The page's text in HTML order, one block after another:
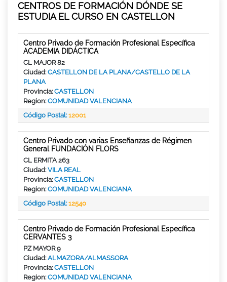
CENTROS DE FORMACIÓN DÓNDE SE
ESTUDIA EL CURSO EN CASTELLON
Centro Privado de Formación Profesional Específica
ACADEMIA DIDÁCTICA
CL MAJOR 82
Ciudad:CASTELLON DE LA PLANA/CASTELLO DE LA
PLANA
Provincia:CASTELLON
Region:COMUNIDAD VALENCIANA
Código Postal:12001
Centro Privado con varias Enseñanzas de Régimen
General FUNDACIÓN FLORS
CL ERMITA 263
Ciudad:VILA REAL
Provincia:CASTELLON
Region:COMUNIDAD VALENCIANA
Código Postal:12540
Centro Privado de Formación Profesional Específica
CERVANTES 3
PZ MAYOR 9
Ciudad:ALMAZORA/ALMASSORA
Provincia:CASTELLON
Region:COMUNIDAD VALENCIANA